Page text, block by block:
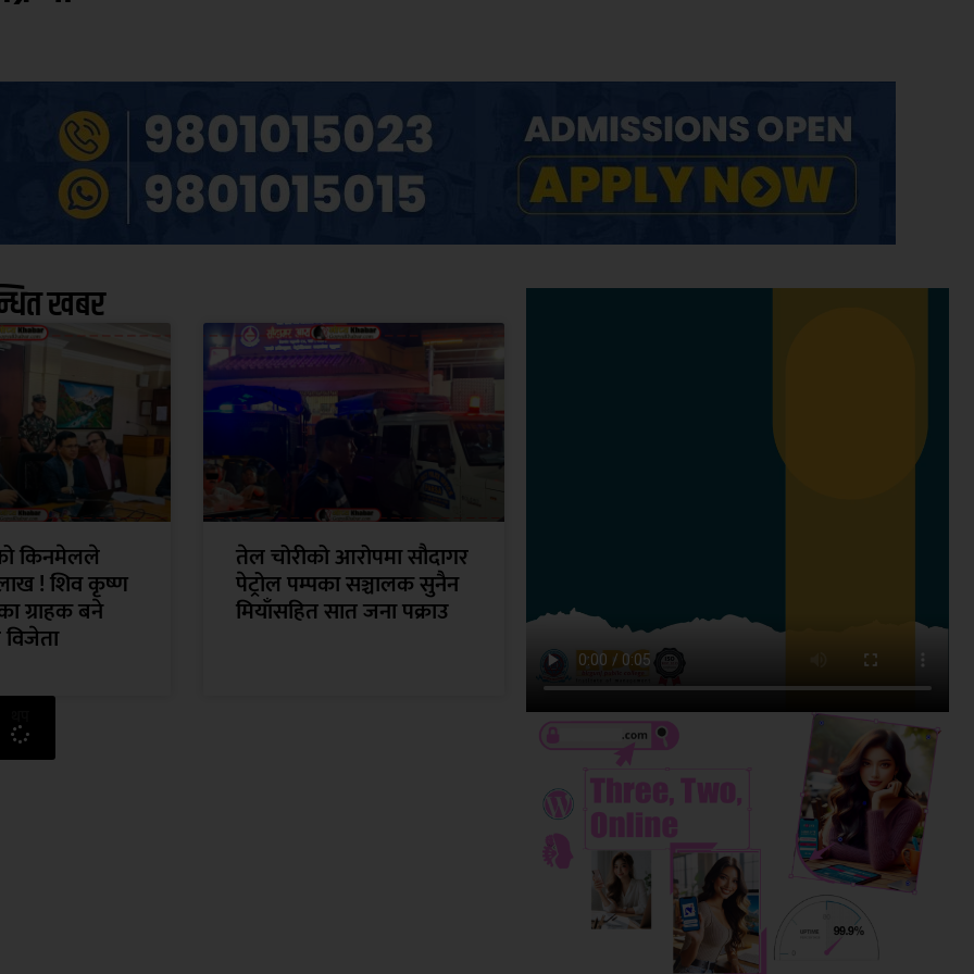
खबर
किनमेलले
! शिव कृष्ण
ग्राहक बने
तेल चोरीको आरोपमा सौदागर
पेट्रोल पम्पका सञ्चालक सुनैन
मियाँसहित सात जना पक्राउ